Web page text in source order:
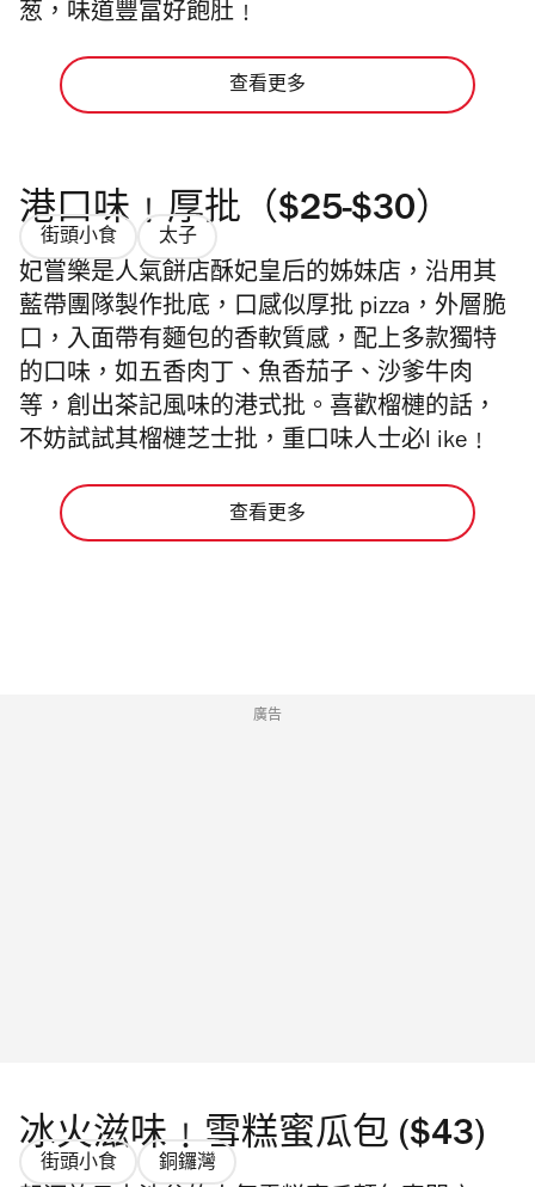
葱，味道豐富好飽肚﹗
查看更多
港口味﹗厚批（$25-$30）
街頭小食 太子
妃嘗樂是人氣餅店酥妃皇后的姊妹店，沿用其
藍帶團隊製作批底，口感似厚批 pizza，外層脆
口，入面帶有麵包的香軟質感，配上多款獨特
的口味，如五香肉丁、魚香茄子、沙爹牛肉
等，創出茶記風味的港式批。喜歡榴槤的話，
不妨試試其榴槤芝士批，重口味人士必l ike﹗
查看更多
廣告
冰火滋味﹗雪糕蜜瓜包 ($43)
街頭小食 銅鑼灣